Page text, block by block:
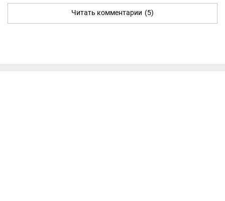
Читать комментарии (5)